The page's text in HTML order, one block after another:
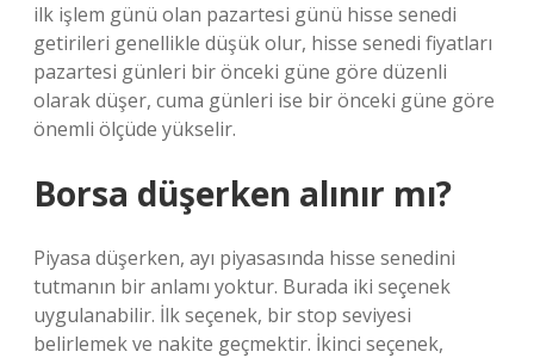
ilk işlem günü olan pazartesi günü hisse senedi
getirileri genellikle düşük olur, hisse senedi fiyatları
pazartesi günleri bir önceki güne göre düzenli
olarak düşer, cuma günleri ise bir önceki güne göre
önemli ölçüde yükselir.
Borsa düşerken alınır mı?
Piyasa düşerken, ayı piyasasında hisse senedini
tutmanın bir anlamı yoktur. Burada iki seçenek
uygulanabilir. İlk seçenek, bir stop seviyesi
belirlemek ve nakite geçmektir. İkinci seçenek,